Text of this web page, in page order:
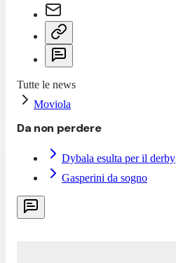
Tutte le news
Moviola
Da non perdere
Dybala esulta per il derby
Gasperini da sogno